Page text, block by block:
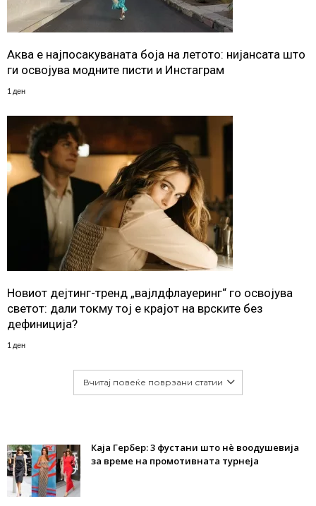
Аква е најпосакуваната боја на летото: нијансата што
ги освојува модните писти и Инстаграм
1 ден
Новиот дејтинг-тренд „вајлдфлауеринг“ го освојува
светот: дали токму тој е крајот на врските без
дефиниција?
1 ден
Вчитај повеќе поврзани статии
Каја Гербер: 3 фустани што нè воодушевија
за време на промотивната турнеја